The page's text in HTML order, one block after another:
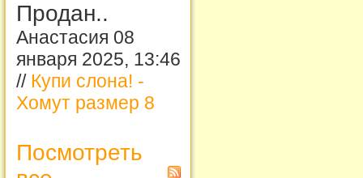
Продан..
Анастасия 08
января 2025, 13:46
// Купи слона! -
Хомут размер 8
Посмотреть